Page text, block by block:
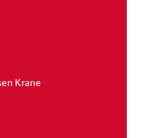
Krane